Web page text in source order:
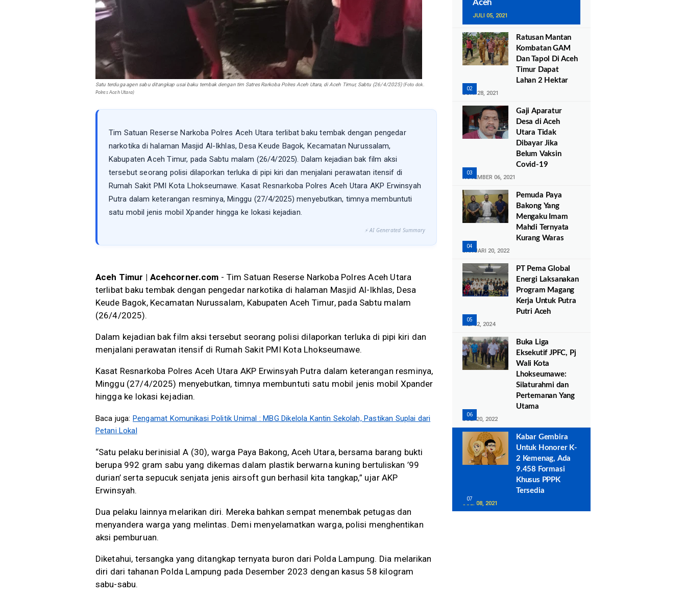
Satu terduga agen sabu ditangkap usai baku tembak dengan tim Satres Rarkoba Polres Aceh Utara, di Aceh Timur, Sabtu (26/4/2025)(Foto dok.
Polres Aceh Utara)
Tim Satuan Reserse Narkoba Polres Aceh Utara terlibat baku tembak dengan pengedar
narkotika di halaman Masjid Al-Ikhlas, Desa Keude Bagok, Kecamatan Nurussalam,
Kabupaten Aceh Timur, pada Sabtu malam (26/4/2025). Dalam kejadian bak film aksi
tersebut seorang polisi dilaporkan terluka di pipi kiri dan menjalani perawatan itensif di
Rumah Sakit PMI Kota Lhokseumawe. Kasat Resnarkoba Polres Aceh Utara AKP Erwinsyah
Putra dalam keterangan resminya, Minggu (27/4/2025) menyebutkan, timnya membuntuti
satu mobil jenis mobil Xpander hingga ke lokasi kejadian.
⚡ AI Generated Summary
Aceh Timur | Acehcorner.com - Tim Satuan Reserse Narkoba Polres Aceh Utara
terlibat baku tembak dengan pengedar narkotika di halaman Masjid Al-Ikhlas, Desa
Keude Bagok, Kecamatan Nurussalam, Kabupaten Aceh Timur, pada Sabtu malam
(26/4/2025).
Dalam kejadian bak film aksi tersebut seorang polisi dilaporkan terluka di pipi kiri dan
menjalani perawatan itensif di Rumah Sakit PMI Kota Lhokseumawe.
Kasat Resnarkoba Polres Aceh Utara AKP Erwinsyah Putra dalam keterangan resminya,
Minggu (27/4/2025) menyebutkan, timnya membuntuti satu mobil jenis mobil Xpander
hingga ke lokasi kejadian.
Baca juga: Pengamat Komunikasi Politik Unimal : MBG Dikelola Kantin Sekolah, Pastikan Suplai dari
Petani Lokal
“Satu pelaku berinisial A (30), warga Paya Bakong, Aceh Utara, bersama barang bukti
berupa 992 gram sabu yang dikemas dalam plastik berwarna kuning bertuliskan ’99
durian’ serta sepucuk senjata jenis airsoft gun berhasil kita tangkap,” ujar AKP
Erwinsyah.
Dua pelaku lainnya melarikan diri. Mereka bahkan sempat menembak petugas dan
menyandera warga yang melintas. Demi menyelamatkan warga, polisi menghentikan
aksi pemburuan.
Diketahui, tersangka yang ditangkap ternyata buron dari Polda Lampung. Dia melarikan
diri dari tahanan Polda Lampung pada Desember 2023 dengan kasus 58 kilogram
sabu-sabu.
Aceh
JULI 05, 2021
Ratusan Mantan
Kombatan GAM
Dan Tapol Di Aceh
Timur Dapat
Lahan 2 Hektar
JUNI 28, 2021
Gaji Aparatur
Desa di Aceh
Utara Tidak
Dibayar Jika
Belum Vaksin
Covid-19
NOVEMBER 06, 2021
Pemuda Paya
Bakong Yang
Mengaku Imam
Mahdi Ternyata
Kurang Waras
JANUARI 20, 2022
PT Pema Global
Energi Laksanakan
Program Magang
Kerja Untuk Putra
Putri Aceh
MEI 02, 2024
Buka Liga
Eksekutif JPFC, Pj
Wali Kota
Lhokseumawe:
Silaturahmi dan
Pertemanan Yang
Utama
JULI 20, 2022
Kabar Gembira
Untuk Honorer K-
2 Kemenag, Ada
9.458 Formasi
Khusus PPPK
Tersedia
JULI 08, 2021